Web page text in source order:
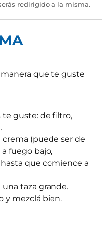
redirigido a la misma.
manera que te guste
te guste: de filtro,
crema (puede ser de
fuego bajo,
que comience a
taza grande.
y mezclá bien.